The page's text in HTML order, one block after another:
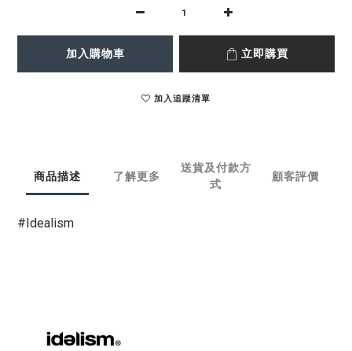
加入購物車 立即購買
加入追蹤清單
商品描述 了解更多
送貨及付款方
式
顧客評價
#Idealism